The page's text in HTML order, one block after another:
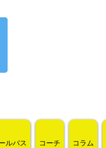
ルバス コーチ コラム